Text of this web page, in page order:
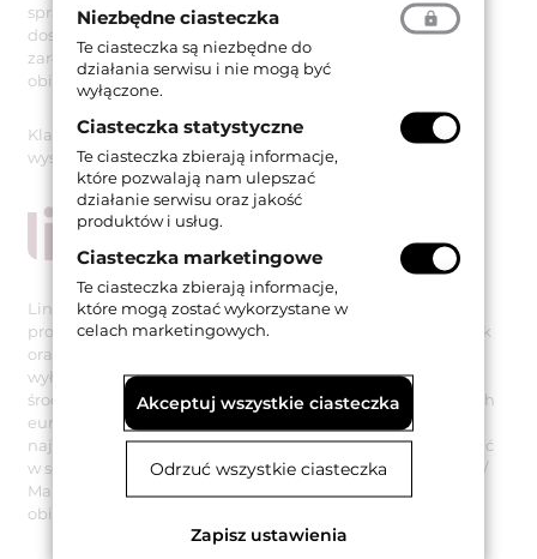
sprawiają, że klamka ma uniwersalne zastosowanie oraz
doskonale komponuje się z nowoczesnymi wnętrzami
zarówno w domach, mieszkaniach prywatnych, jak i w
obiektach użyteczności publicznej.
Klamka do drzwi Sintesi Mesh jest wykonana z mosiądzu i
występuje w wykończeniu chromowanym matowym.
Linea Cali to uznana włoska firma specjalizująca się w
projektowaniu i produkcji najwyższej jakości klamek, gałek
oraz pochwytów. Wszystkie produkty marki wytwarzane są
wyłącznie na terenie Włoch z poszanowaniem dbałości o
środowisko naturalne i zgodnie z wymogami restrykcyjnych
europejskich norm. O ich wysokiej jakości i popularności
najlepiej świadczy fakt, że klamki Linea Cali można spotkać
w słynnych budynkach historycznych (Villa Cortine Palace /
Manufacture des Gobelins) oraz w wielu nowoczesnych
obiektach (Uniwersytet w Zurychu) na całym świecie.
Niezbędne ciasteczka
Te ciasteczka są niezbędne do
działania serwisu i nie mogą być
wyłączone.
Ciasteczka statystyczne
Te ciasteczka zbierają informacje,
które pozwalają nam ulepszać
działanie serwisu oraz jakość
produktów i usług.
Ciasteczka marketingowe
Te ciasteczka zbierają informacje,
które mogą zostać wykorzystane w
celach marketingowych.
Akceptuj wszystkie ciasteczka
Odrzuć wszystkie ciasteczka
Zapisz ustawienia